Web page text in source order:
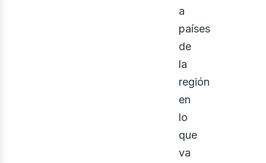
a
países
de
la
región
en
lo
que
va